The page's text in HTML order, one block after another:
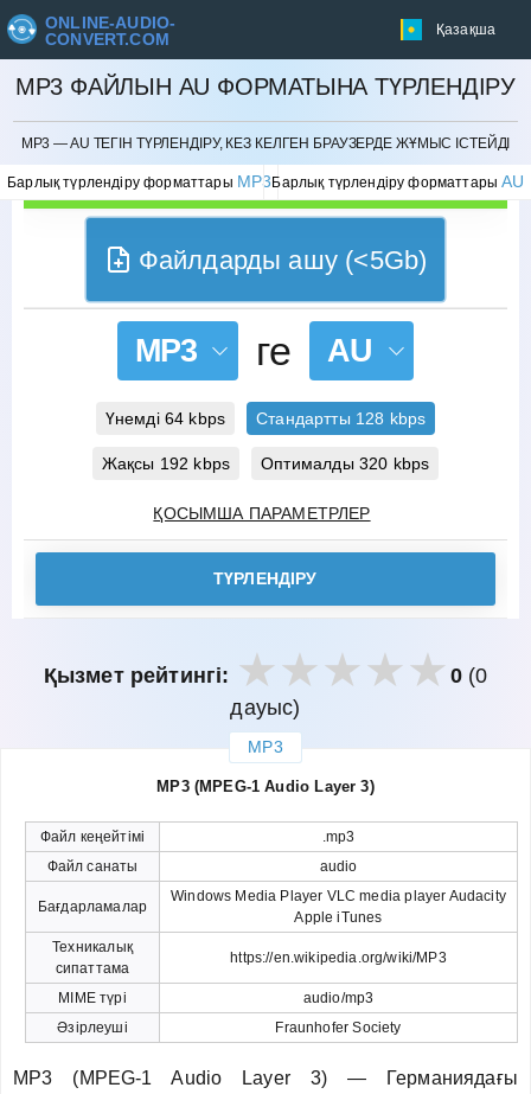
ONLINE-AUDIO-
CONVERT.COM
Қазақша
MP3 ФАЙЛЫН AU ФОРМАТЫНА ТҮРЛЕНДІРУ
MP3 — AU ТЕГІН ТҮРЛЕНДІРУ, КЕЗ КЕЛГЕН БРАУЗЕРДЕ ЖҰМЫС ІСТЕЙДІ
Барлық түрлендіру форматтары MP3Барлық түрлендіру форматтарыAU
БОЛДЫРМАУ
Файлдарды ашу (<5Gb)
MP3 ге AU
Үнемді 64 kbps Стандартты 128 kbps
Жақсы 192 kbps Оптималды 320 kbps
ҚОСЫМША ПАРАМЕТРЛЕР
ТҮРЛЕНДІРУ
Қызмет рейтингі: 0(0
дауыс)
MP3
MP3 (MPEG-1 Audio Layer 3)
Файл кеңейтімі
.mp3
Файл санаты
audio
Бағдарламалар
Windows Media Player VLC media player Audacity
Apple iTunes
Техникалық
сипаттама
https://en.wikipedia.org/wiki/MP3
MIME түрі
audio/mp3
Әзірлеуші
Fraunhofer Society
MP3 (MPEG-1 Audio Layer 3) — Германиядағы